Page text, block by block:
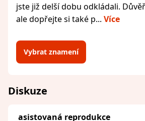
jste již delší dobu odkládali.
ale dopřejte si také p... Více
Vybrat znamení
Diskuze
asistovaná reprodukce